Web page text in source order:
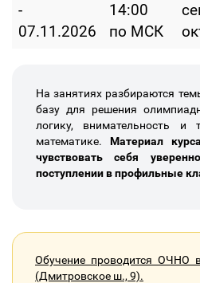
-
07.11.2026
14:00
по МСК
На занятиях разбираются
базу для решения
логику, внимательность и
математике. Материал
чувствовать себя
поступлении в профильные
Обучение проводится ОЧНО
(Дмитровское ш., 9).